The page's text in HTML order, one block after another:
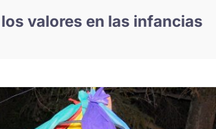
valores en las infancias